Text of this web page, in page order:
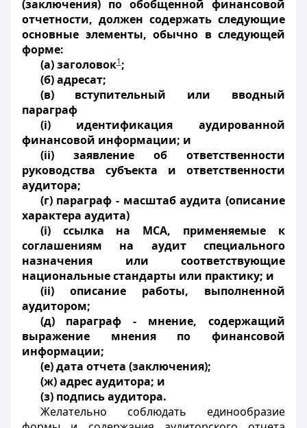
(заключения) по обобщенной финансовой
отчетности, должен содержать следующие
основные элементы, обычно в следующей
форме:
(а) заголовок1;
(б) адресат;
(в) вступительный или вводный
параграф
(i) идентификация аудированной
финансовой информации; и
(ii) заявление об ответственности
руководства субъекта и ответственности
аудитора;
(г) параграф - масштаб аудита (описание
характера аудита)
(i) ссылка на МСА, применяемые к
соглашениям на аудит специального
назначения или соответствующие
национальные стандарты или практику; и
(ii) описание работы, выполненной
аудитором;
(д) параграф - мнение, содержащий
выражение мнения по финансовой
информации;
(е) дата отчета (заключения);
(ж) адрес аудитора; и
(з) подпись аудитора.
Желательно соблюдать единообразие